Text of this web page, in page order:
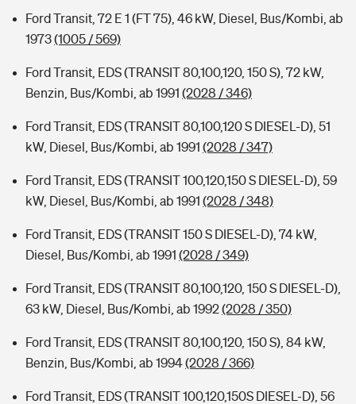
Ford Transit, 72 E 1 (FT 75), 46 kW, Diesel, Bus/Kombi, ab
1973(1005 / 569)
Ford Transit, EDS (TRANSIT 80,100,120, 150 S), 72 kW,
Benzin, Bus/Kombi, ab 1991 (2028 / 346)
Ford Transit, EDS (TRANSIT 80,100,120 S DIESEL-D), 51
kW, Diesel, Bus/Kombi, ab 1991 (2028 / 347)
Ford Transit, EDS (TRANSIT 100,120,150 S DIESEL-D), 59
kW, Diesel, Bus/Kombi, ab 1991 (2028 / 348)
Ford Transit, EDS (TRANSIT 150 S DIESEL-D), 74 kW,
Diesel, Bus/Kombi, ab 1991 (2028 / 349)
Ford Transit, EDS (TRANSIT 80,100,120, 150 S DIESEL-D),
63 kW, Diesel, Bus/Kombi, ab 1992(2028 / 350)
Ford Transit, EDS (TRANSIT 80,100,120, 150 S), 84 kW,
Benzin, Bus/Kombi, ab 1994(2028 / 366)
Ford Transit, EDS (TRANSIT 100,120,150S DIESEL-D), 56